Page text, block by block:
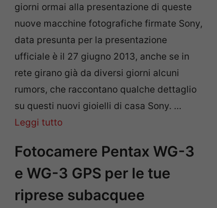
giorni ormai alla presentazione di queste
nuove macchine fotografiche firmate Sony,
data presunta per la presentazione
ufficiale è il 27 giugno 2013, anche se in
rete girano già da diversi giorni alcuni
rumors, che raccontano qualche dettaglio
su questi nuovi gioielli di casa Sony. …
Leggi tutto
Fotocamere Pentax WG-3
e WG-3 GPS per le tue
riprese subacquee